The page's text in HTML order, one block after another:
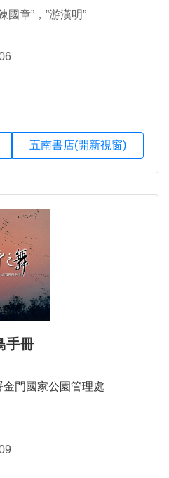
國章”，”游漢明”
五南書店(開新視窗)
手冊
金門國家公園管理處